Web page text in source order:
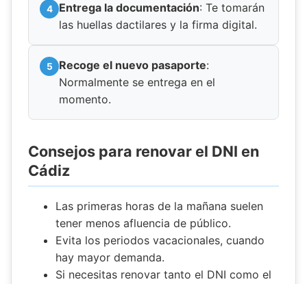
Entrega la documentación: Te tomarán
las huellas dactilares y la firma digital.
Recoge el nuevo pasaporte:
Normalmente se entrega en el
momento.
Consejos para renovar el DNI en
Cádiz
Las primeras horas de la mañana suelen
tener menos afluencia de público.
Evita los periodos vacacionales, cuando
hay mayor demanda.
Si necesitas renovar tanto el DNI como el